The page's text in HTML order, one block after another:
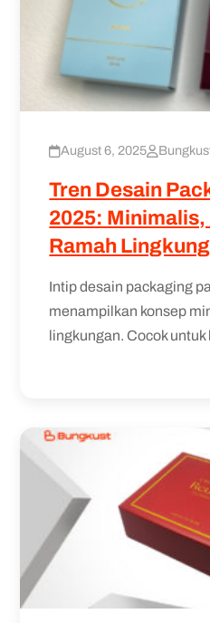
August 6, 2025
Tren Desain
2025:
Ramah
Intip desain packaging
menampilkan konsep
lingkungan. Cocok